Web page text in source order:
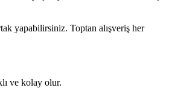
yapabilirsiniz. Toptan alışveriş her
ve kolay olur.